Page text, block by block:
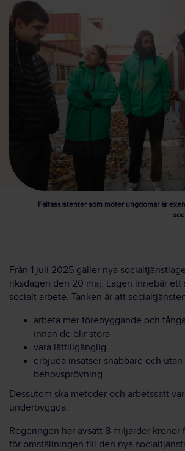
Fältassistenter som möter ungdomar är
Från 1 juli 2025 gäller nya
riksdagen den 20 maj. Lagen innebär ett
socialt arbete. Tanken är att
arbeta mer förebyggande och
innan de blir stora
vara lättillgänglig
erbjuda insatser snabbare och
behovsprövning
Dessutom ska metoder och arbetssätt
underbyggda.
Regeringen har avsatt 8 miljarder kronor
för omställningen till den nya